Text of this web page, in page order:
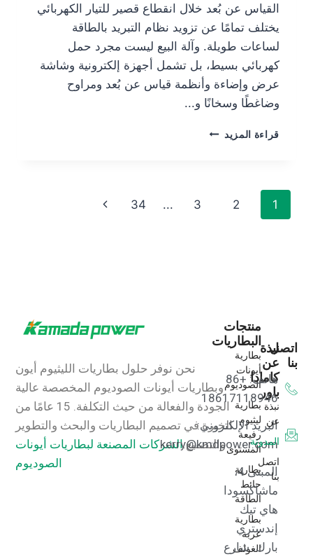
القياس عن بُعد خلال انقطاع قصير للتيار الكهربائي
يختلف تمامًا عن تزويد نظام التبريد بالطاقة
لساعات طويلة. وآلة البيع ليست مجرد حمل
كهربائي بسيط، بل تشمل أجهزة إلكترونية وشاشة
عرض وإضاءة وأنظمة قياس عن بُعد ومراوح
وضاغطًا وسخانًا و...
قراءة المزيد
1
2
3
...
34
نحن نوفر حلول بطاريات الليثيوم أيون
وبطاريات أيونات الصوديوم المخصصة عالية
الجودة والفعالة من حيث التكلفة.
15 عامًا من
الخبرة في تصميم البطاريات والبحث والتطوير
والتصنيع.الشركات المصنعة لبطاريات أيونات
الصوديوم
منتجات
البطاريات
بطارية
أيونات
الصوديوم
بطارية
ليثيوم
رفيعة
المستوى
بطارية
حائط
الطاقة
بطارية
عربة
الغولف
نبذة
عن
كامادا
باور
نبذة
عن
المدونة
اتصل
بنا
اتصل
بنا
هاتف: +86
18617118946
البريد الإلكتروني:
kerry@kmdpower.com
المبنى 4،
ماشاكسودا
هاي تيك
إندستري
بارك، شارع